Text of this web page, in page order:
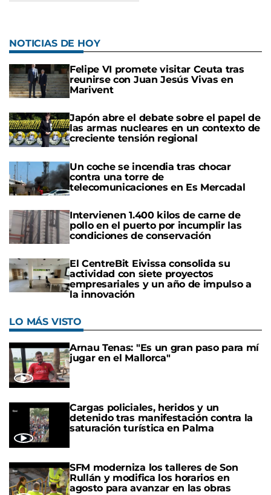
NOTICIAS DE HOY
Felipe VI promete visitar Ceuta tras
reunirse con Juan Jesús Vivas en
Marivent
Japón abre el debate sobre el papel de
las armas nucleares en un contexto de
creciente tensión regional
Un coche se incendia tras chocar
contra una torre de
telecomunicaciones en Es Mercadal
Intervienen 1.400 kilos de carne de
pollo en el puerto por incumplir las
condiciones de conservación
El CentreBit Eivissa consolida su
actividad con siete proyectos
empresariales y un año de impulso a
la innovación
LO MÁS VISTO
Arnau Tenas: "Es un gran paso para mí
jugar en el Mallorca"
Cargas policiales, heridos y un
detenido tras manifestación contra la
saturación turística en Palma
SFM moderniza los talleres de Son
Rullán y modifica los horarios en
agosto para avanzar en las obras